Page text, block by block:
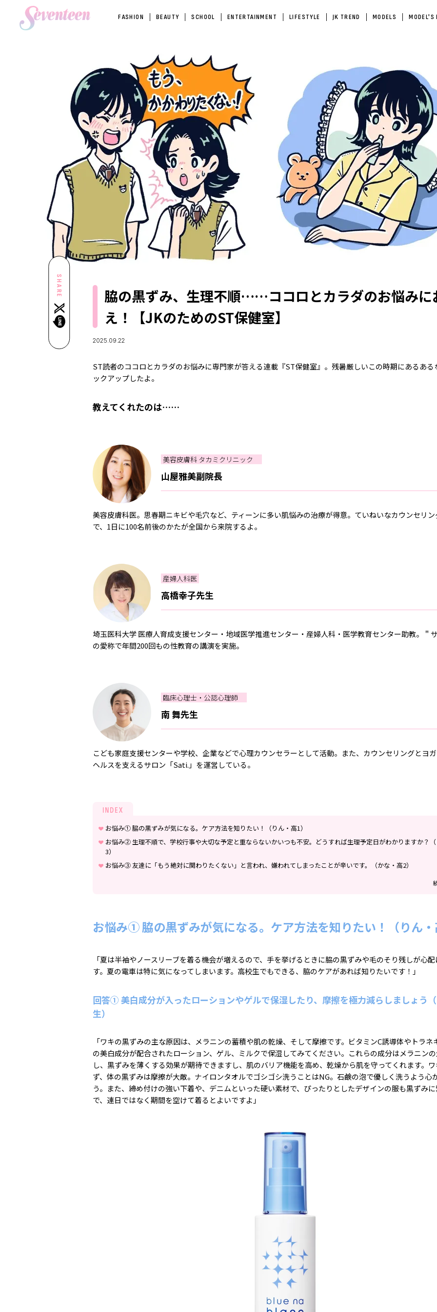
FASHION BEAUTY SCHOOL ENTERTAINMENT LIFESTYLE JK TREND MODELS MODEL'S
SHARE
脇の黒ずみ、生理不順……ココロとカラダのお悩みに
え！【JKのためのST保健室】
2025.09.22
ST読者のココロとカラダのお悩みに専門家が答える連載『ST保健室』。残暑厳しいこの時期にあるある
ックアップしたよ。
教えてくれたのは……
美容皮膚科 タカミクリニック
山屋雅美副院長
美容皮膚科医。思春期ニキビや毛穴など、ティーンに多い肌悩みの治療が得意。ていねいなカウンセリ
で、1日に100名前後のかたが全国から来院するよ。
産婦人科医
高橋幸子先生
埼玉医科大学 医療人育成支援センター・地域医学推進センター・産婦人科・医学教育センター助教。＂
の愛称で年間200回もの性教育の講演を実施。
臨床心理士・公認心理師
南 舞先生
こども家庭支援センターや学校、企業などで心理カウンセラーとして活動。また、カウンセリングとヨ
ヘルスを支えるサロン「Sati.」を運営している。
INDEX
お悩み① 脇の黒ずみが気になる。ケア方法を知りたい！（りん・高1）
お悩み② 生理不順で、学校行事や大切な予定と重ならないかいつも不安。どうすれば生理予定日がわかりますか？
3）
お悩み③ 友達に「もう絶対に関わりたくない」と言われ、嫌われてしまったことが辛いです。（かな・高2）
お悩み① 脇の黒ずみが気になる。ケア方法を知りたい！（りん・
「夏は半袖やノースリーブを着る機会が増えるので、手を挙げるときに脇の黒ずみや毛のそり残しが心配
す。夏の電車は特に気になってしまいます。高校生でもできる、脇のケアがあれば知りたいです！」
回答① 美白成分が入ったローションやゲルで保湿したり、摩擦を極力減らしましょう
生）
「ワキの黒ずみの主な原因は、メラニンの蓄積や肌の乾燥、そして摩擦です。ビタミンC誘導体やトラネ
の美白成分が配合されたローション、ゲル、ミルクで保湿してみてください。これらの成分はメラニン
し、黒ずみを薄くする効果が期待できますし、肌のバリア機能を高め、乾燥から肌を守ってくれます。
ず、体の黒ずみは摩擦が大敵。ナイロンタオルでゴシゴシ洗うことはNG。石鹸の泡で優しく洗うよう心
う。また、締め付けの強い下着や、デニムといった硬い素材で、ぴったりとしたデザインの服も黒ずみ
で、連日ではなく期間を空けて着るとよいですよ」